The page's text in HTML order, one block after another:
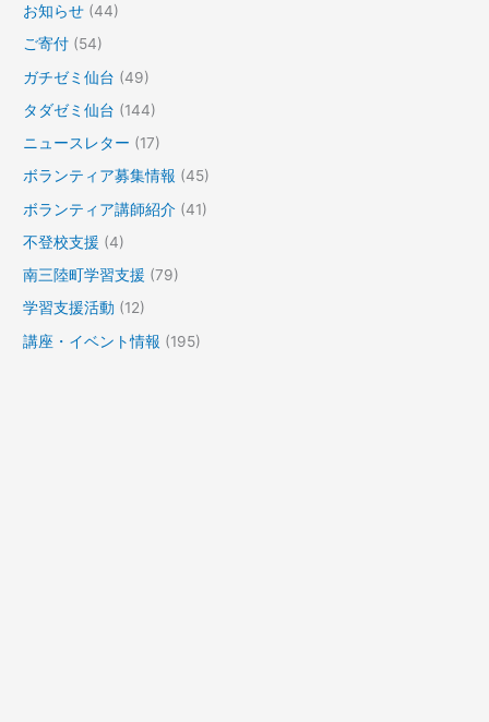
お知らせ (44)
ご寄付 (54)
ガチゼミ仙台 (49)
タダゼミ仙台 (144)
ニュースレター (17)
ボランティア募集情報 (45)
ボランティア講師紹介 (41)
不登校支援 (4)
南三陸町学習支援 (79)
学習支援活動 (12)
講座・イベント情報 (195)